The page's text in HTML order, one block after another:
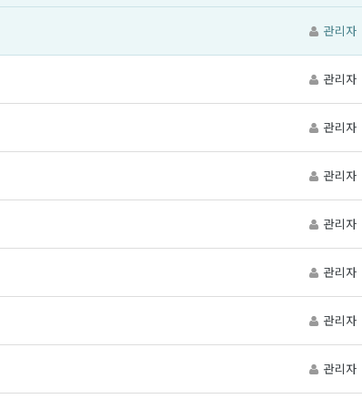
관리자
관리자
관리자
관리자
관리자
관리자
관리자
관리자